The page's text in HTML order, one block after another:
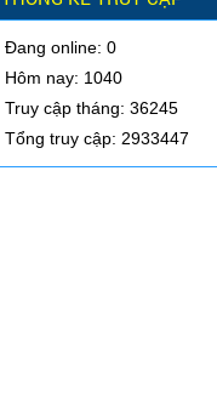
Đang online: 0
Hôm nay: 1040
Truy cập tháng: 36245
Tổng truy cập: 2933447